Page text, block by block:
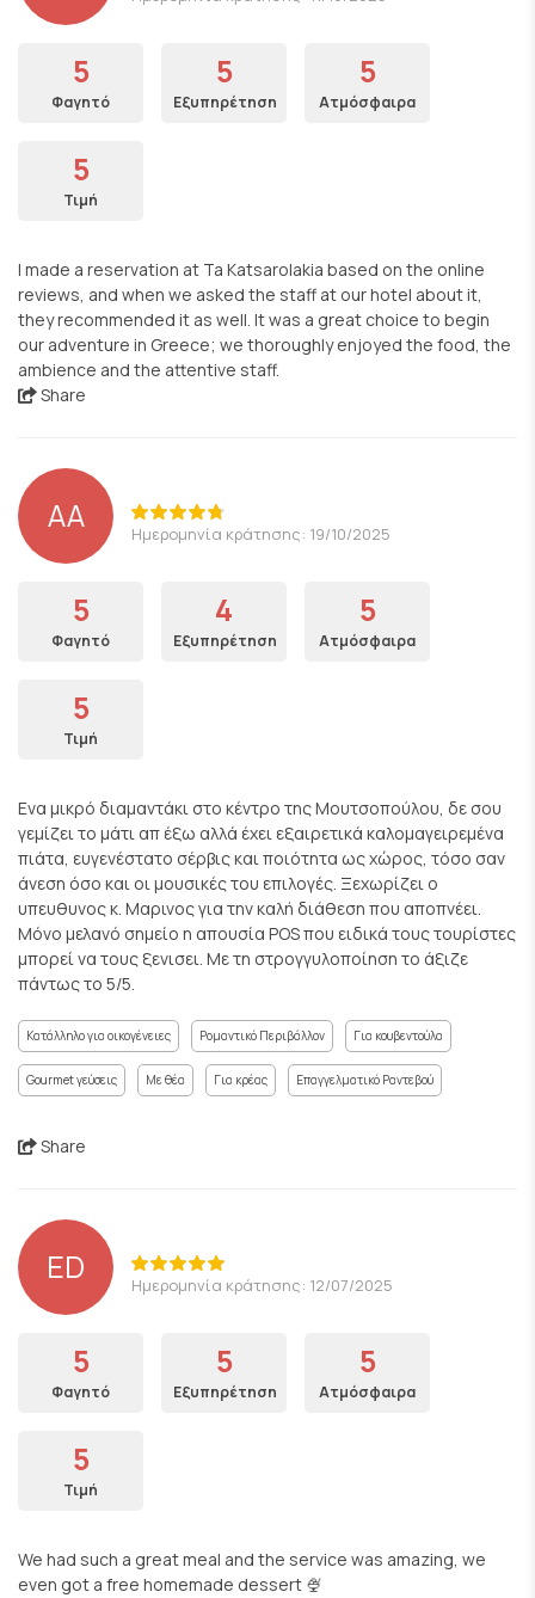
5
Φαγητό
5
Εξυπηρέτηση
5
Ατμόσφαιρα
5
Τιμή
I made a reservation at Ta Katsarolakia based on the online
reviews, and when we asked the staff at our hotel about it,
they recommended it as well. It was a great choice to begin
our adventure in Greece; we thoroughly enjoyed the food, the
ambience and the attentive staff.
Share
ΑΑ Ημερομηνία κράτησης: 19/10/2025
5
Φαγητό
4
Εξυπηρέτηση
5
Ατμόσφαιρα
5
Τιμή
Ενα μικρό διαμαντάκι στο κέντρο της Μουτσοπούλου, δε σου
γεμίζει το μάτι απ έξω αλλά έχει εξαιρετικά καλομαγειρεμένα
πιάτα, ευγενέστατο σέρβις και ποιότητα ως χώρος, τόσο σαν
άνεση όσο και οι μουσικές του επιλογές. Ξεχωρίζει ο
υπευθυνος κ. Μαρινος για την καλή διάθεση που αποπνέει.
Μόνο μελανό σημείο η απουσία POS που ειδικά τους τουρίστες
μπορεί να τους ξενισει. Με τη στρογγυλοποίηση το άξιζε
πάντως το 5/5.
Κατάλληλο για οικογένειες Ρομαντικό Περιβάλλον Για κουβεντούλα
Gourmet γεύσεις Με θέα Για κρέας Επαγγελματικό Ραντεβού
Share
ED Ημερομηνία κράτησης: 12/07/2025
5
Φαγητό
5
Εξυπηρέτηση
5
Ατμόσφαιρα
5
Τιμή
We had such a great meal and the service was amazing, we
even got a free homemade dessert 🍨